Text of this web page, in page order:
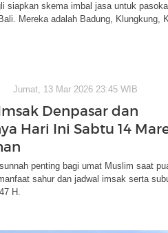
siapkan skema imbal jasa untuk
Mereka adalah Badung, Klungkung,
Jumat, 13 Mar 2026 23:45 WIB
Denpasar dan
Hari Ini Sabtu 14
penting bagi umat Muslim saat
sahur dan jadwal imsak serta
H.